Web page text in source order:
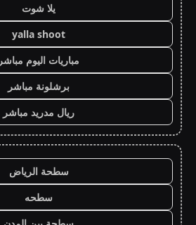
يلا شوت
yalla shoot
مباريات اليوم مباشر
برشلونة مباشر
ريال مدريد مباشر
سطحة الرياض
سطحه